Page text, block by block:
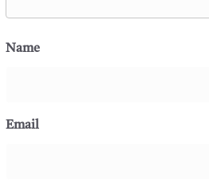
Name
Email